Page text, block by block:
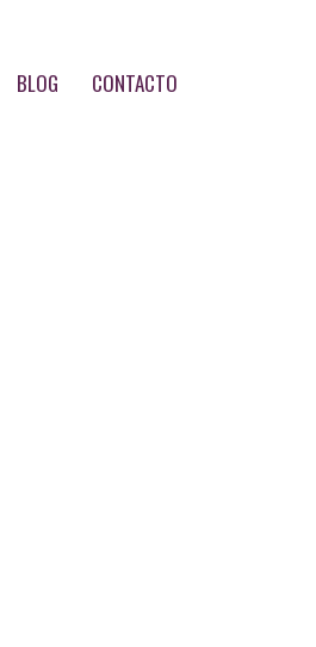
BLOG CONTACTO